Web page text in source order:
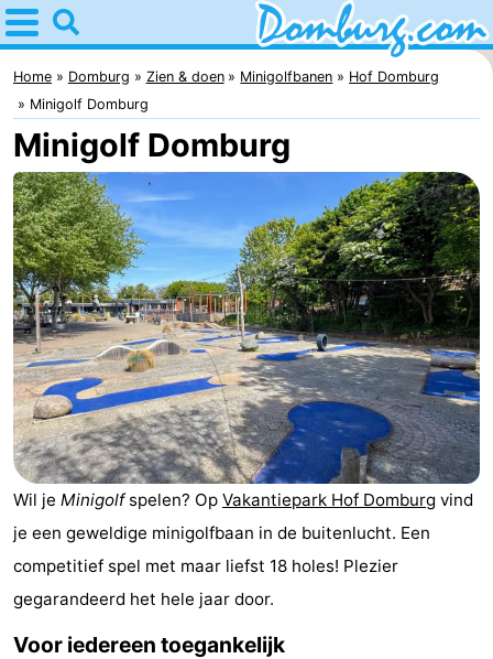
Home
Domburg
Tips
Voor
kinderen
Webcam
Webcam
Webcam
Strand
Overnachten
Appartementen
-
Park
Loverendale
-
Résidence
Bed
Home Domburg Zien & doen Minigolfbanen
Hof Domburg
Minigolf Domburg
Minigolf Domburg
Wil je Minigolfspelen? Op Vakantiepark Hof Domburg vind
je een geweldige minigolfbaan in de buitenlucht. Een
competitief spel met maar liefst 18 holes! Plezier
gegarandeerd het hele jaar door.
Voor iedereen toegankelijk